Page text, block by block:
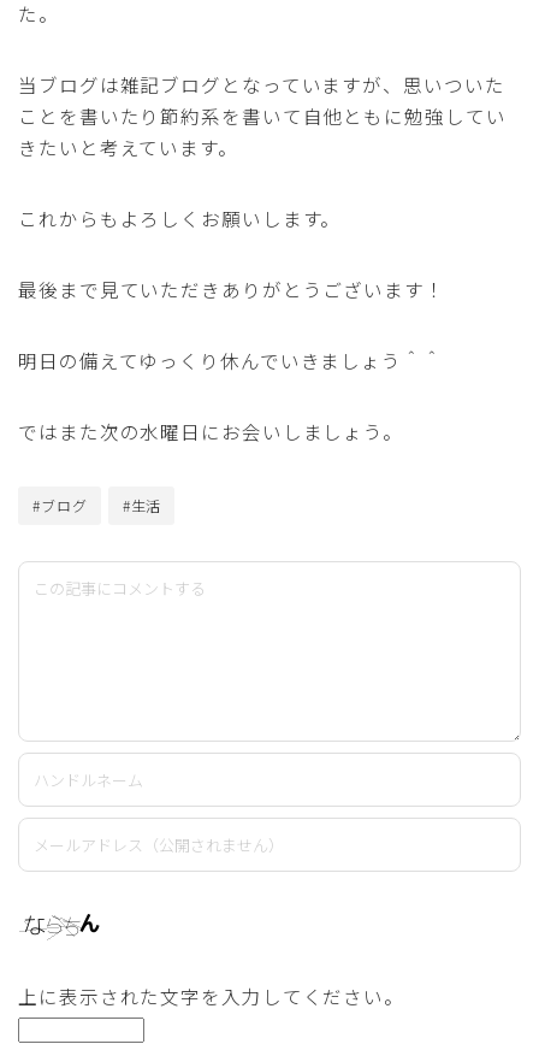
た。
当ブログは雑記ブログとなっていますが、思いついた
ことを書いたり節約系を書いて自他ともに勉強してい
きたいと考えています。
これからもよろしくお願いします。
最後まで見ていただきありがとうございます！
明日の備えてゆっくり休んでいきましょう＾＾
ではまた次の水曜日にお会いしましょう。
#ブログ #生活
上に表示された文字を入力してください。